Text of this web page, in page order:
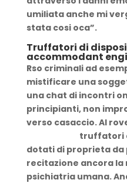
umiliata anche mi
stata cosi oca”.
Truffatori di
accommodant
Rso criminali ad
mistificare una
una chat di incontri
principianti, non
verso casaccio. Al
truffatori
dotati di proprieta da
recitazione ancora la
psichiatria umana.